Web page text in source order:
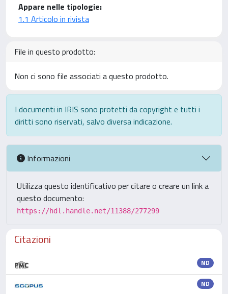
Appare nelle tipologie:
1.1 Articolo in rivista
File in questo prodotto:
Non ci sono file associati a questo prodotto.
I documenti in IRIS sono protetti da copyright e tutti i
diritti sono riservati, salvo diversa indicazione.
Informazioni
Utilizza questo identificativo per citare o creare un link a
questo documento:
https://hdl.handle.net/11388/277299
Citazioni
ND
ND